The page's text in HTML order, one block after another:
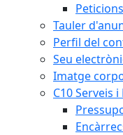
Tauler
Perfil del
Seu
Imatge
C10 Serveis